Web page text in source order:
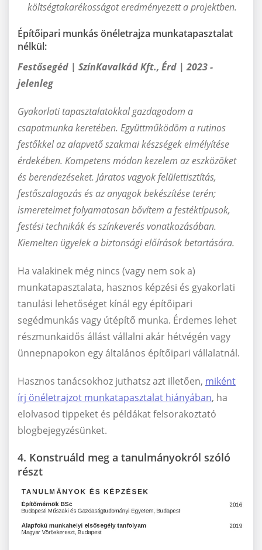
költségtakarékosságot eredményezett a projektben.
Építőipari munkás önéletrajza munkatapasztalat
nélkül:
Festősegéd | SzínKavalkád Kft., Érd | 2023 -
jelenleg
Gyakorlati tapasztalatokkal gazdagodom a
csapatmunka keretében. Együttműködöm a rutinos
festőkkel az alapvető szakmai készségek elmélyítése
érdekében. Kompetens módon kezelem az eszközöket
és berendezéseket. Járatos vagyok felülettisztítás,
festőszalagozás és az anyagok bekészítése terén;
ismereteimet folyamatosan bővítem a festéktípusok,
festési technikák és színkeverés vonatkozásában.
Kiemelten ügyelek a biztonsági előírások betartására.
Ha valakinek még nincs (vagy nem sok a)
munkatapasztalata, hasznos képzési és gyakorlati
tanulási lehetőséget kínál egy építőipari
segédmunkás vagy útépítő munka. Érdemes lehet
részmunkaidős állást vállalni akár hétvégén vagy
ünnepnapokon egy általános építőipari vállalatnál.
Hasznos tanácsokhoz juthatsz azt illetően, miként
írj önéletrajzot munkatapasztalat hiányában, ha
elolvasod tippeket és példákat felsorakoztató
blogbejegyzésünket.
4. Konstruáld meg a tanulmányokról szóló
részt